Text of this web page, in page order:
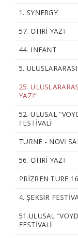
1. SYNERGY
57. OHRİ YAZI
44. INFANT
5.
25.
YAZI"
52. ULUSAL
FESTİVALİ
TURNE - NOVI
56. OHRİ YAZI
PRİZREN TURE 16
4. ŞEKSİR
51.ULUSAL
FESTIVALI